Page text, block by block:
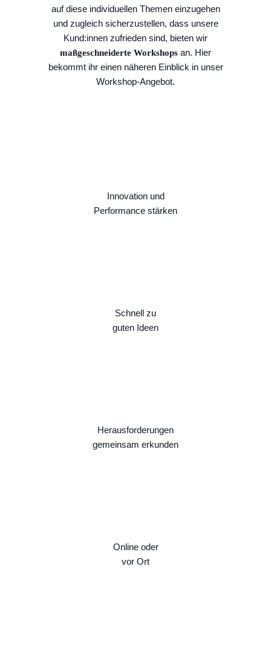
auf diese individuellen Themen einzugehen
und zugleich sicherzustellen, dass unsere
Kund:innen zufrieden sind, bieten wir
maßgeschneiderte Workshops an. Hier
bekommt ihr einen näheren Einblick in unser
Workshop-Angebot.
Innovation und
Performance stärken
Schnell zu
guten Ideen
Herausforderungen
gemeinsam erkunden
Online oder
vor Ort